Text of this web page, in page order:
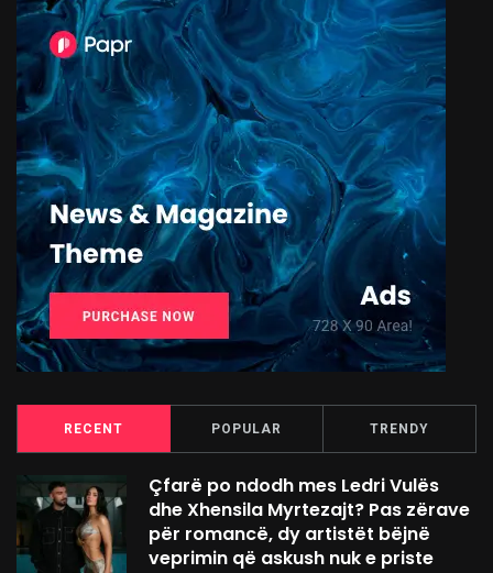
RECENT POPULAR TRENDY
Çfarë po ndodh mes Ledri Vulës
dhe Xhensila Myrtezajt? Pas zërave
për romancë, dy artistët bëjnë
veprimin që askush nuk e priste